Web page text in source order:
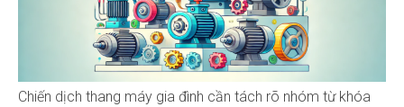
Chiến dịch thang máy gia đình cần tách rõ nhóm từ khóa